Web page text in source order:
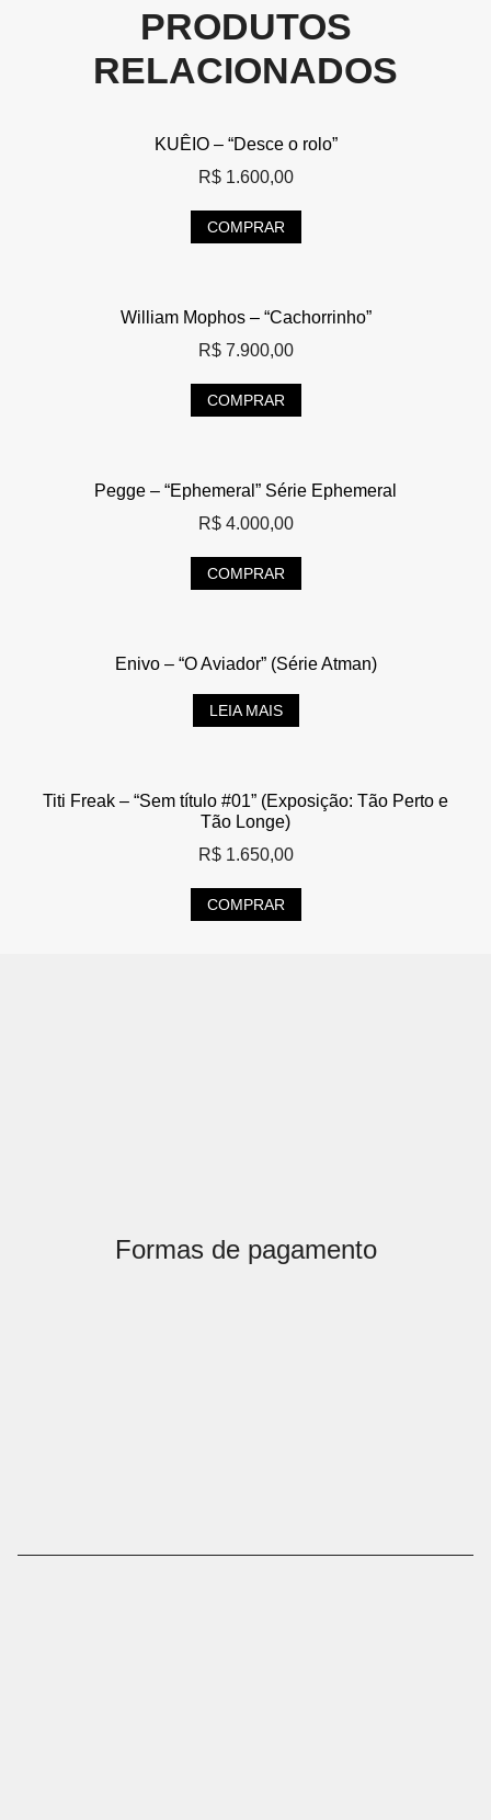
PRODUTOS
RELACIONADOS
KUÊIO – “Desce o rolo”
R$1.600,00
COMPRAR
William Mophos – “Cachorrinho”
R$7.900,00
COMPRAR
Pegge – “Ephemeral” Série Ephemeral
R$4.000,00
COMPRAR
Enivo – “O Aviador” (Série Atman)
LEIA MAIS
Titi Freak – “Sem título #01” (Exposição: Tão Perto e
Tão Longe)
R$1.650,00
COMPRAR
Formas de pagamento